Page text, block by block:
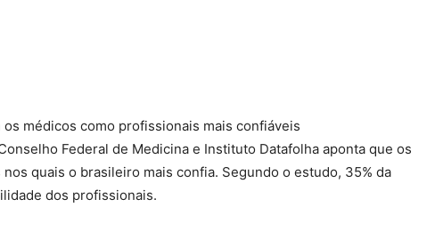
médicos como profissionais mais confiáveis
Federal de Medicina e Instituto Datafolha aponta que os
quais o brasileiro mais confia. Segundo o estudo, 35% da
dos profissionais.